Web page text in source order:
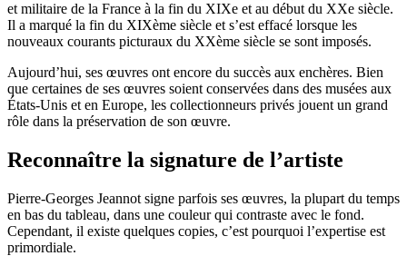
et militaire de la France à la fin du XIXe et au début du XXe siècle.
Il a marqué la fin du XIXème siècle et s’est effacé lorsque les
nouveaux courants picturaux du XXème siècle se sont imposés.
Aujourd’hui, ses œuvres ont encore du succès aux enchères. Bien
que certaines de ses œuvres soient conservées dans des musées aux
États-Unis et en Europe, les collectionneurs privés jouent un grand
rôle dans la préservation de son œuvre.
Reconnaître la signature de l’artiste
Pierre-Georges Jeannot signe parfois ses œuvres, la plupart du temps
en bas du tableau, dans une couleur qui contraste avec le fond.
Cependant, il existe quelques copies, c’est pourquoi l’expertise est
primordiale.